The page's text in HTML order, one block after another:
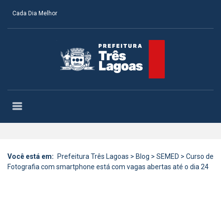
Cada Dia Melhor
Você está em: Prefeitura Três Lagoas > Blog > SEMED > Curso de
Fotografia com smartphone está com vagas abertas até o dia 24